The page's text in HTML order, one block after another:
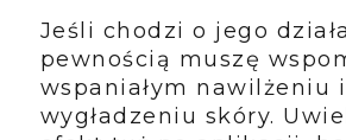
Jeśli chodzi o jego
pewnością muszę
wspaniałym nawilżeniu i
wygładzeniu skóry.